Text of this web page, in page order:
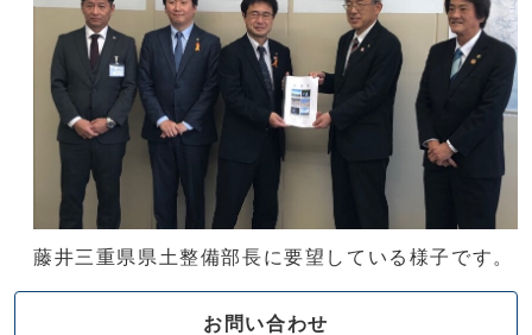
藤井三重県県土整備部長に要望している様子です。
お問い合わせ